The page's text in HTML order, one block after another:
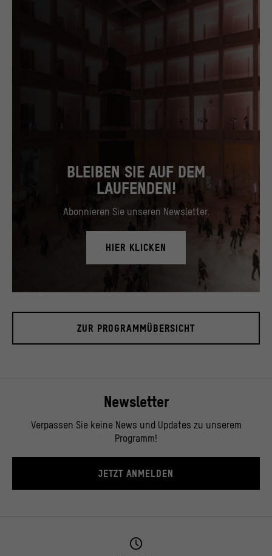
BLEIBEN SIE AUF DEM
LAUFENDEN!
Abonnieren Sie unseren Newsletter.
HIER KLICKEN
ZUR PROGRAMMÜBERSICHT
Newsletter
Verpassen Sie keine News und Updates zu unserem
Programm!
JETZT ANMELDEN